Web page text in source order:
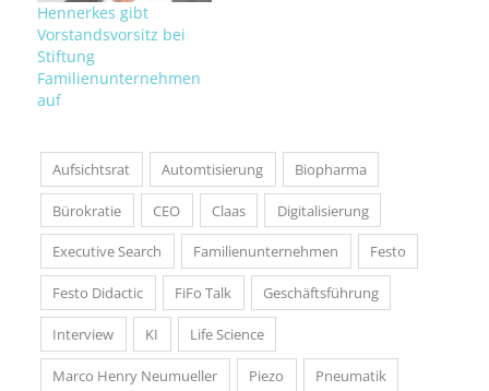
Hennerkes gibt
Vorstandsvorsitz bei
Stiftung
Familienunternehmen
auf
Aufsichtsrat Automtisierung Biopharma
Bürokratie CEO Claas Digitalisierung
Executive Search Familienunternehmen Festo
Festo Didactic FiFo Talk Geschäftsführung
Interview KI Life Science
Marco Henry Neumueller Piezo Pneumatik